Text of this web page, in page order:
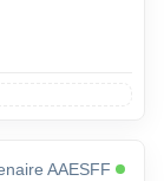
AAESFF